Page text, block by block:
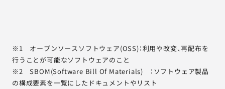
※1 オープンソースソフトウェア(OSS)：利用や改変、再配布を
行うことが可能なソフトウェアのこと
※2 SBOM(Software Bill Of Materials) ：ソフトウェア製品
の構成要素を一覧にしたドキュメントやリスト